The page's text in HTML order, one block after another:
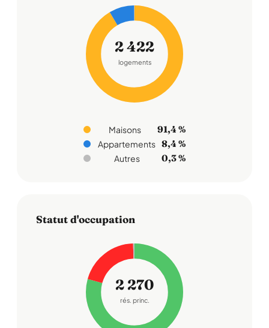
2 422
logements
Maisons 91,4 %
Appartements 8,4 %
Autres 0,3 %
Statut d'occupation
2 270
rés. princ.